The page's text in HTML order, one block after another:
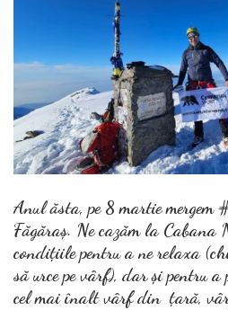
Anul ăsta, pe 8 martie
Făgăraș. Ne cazăm la Cabana
condițiile pentru a ne relaxa
să urce pe vârf), dar și pentru a
cel mai înalt vârf din țară,